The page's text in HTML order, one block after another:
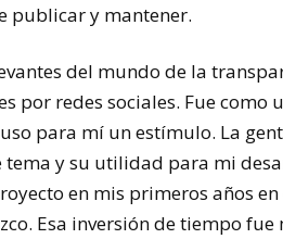
publicar y mantener.
del mundo de la
por redes sociales. Fue como
para mí un estímulo. La
tema y su utilidad para mi
en mis primeros años
Esa inversión de tiempo fue